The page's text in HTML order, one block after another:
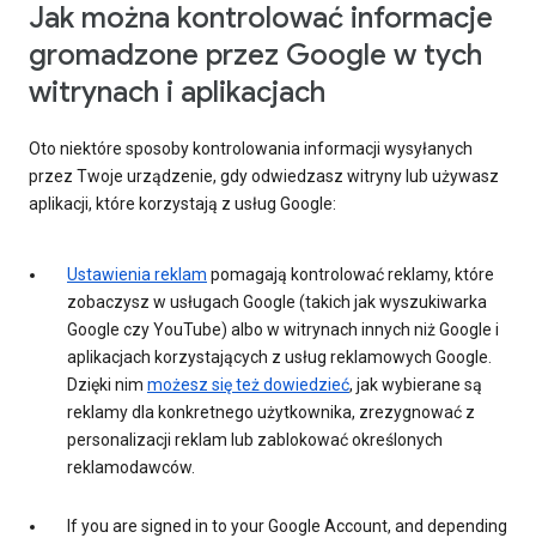
Jak można kontrolować informacje
gromadzone przez Google w tych
witrynach i aplikacjach
Oto niektóre sposoby kontrolowania informacji wysyłanych
przez Twoje urządzenie, gdy odwiedzasz witryny lub używasz
aplikacji, które korzystają z usług Google:
Ustawienia reklam pomagają kontrolować reklamy, które
zobaczysz w usługach Google (takich jak wyszukiwarka
Google czy YouTube) albo w witrynach innych niż Google i
aplikacjach korzystających z usług reklamowych Google.
Dzięki nim możesz się też dowiedzieć, jak wybierane są
reklamy dla konkretnego użytkownika, zrezygnować z
personalizacji reklam lub zablokować określonych
reklamodawców.
If you are signed in to your Google Account, and depending